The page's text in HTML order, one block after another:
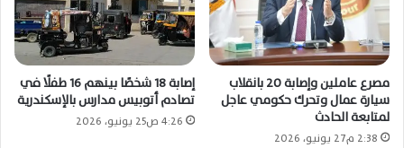
مصرع عاملين وإصابة 20 بانقلاب
سيارة عمال وتحرك حكومي عاجل
لمتابعة الحادث
2:38 م27 يونيو، 2026
إصابة 18 شخصًا بينهم 16 طفلًا في
تصادم أتوبيس مدارس بالإسكندرية
4:26 ص25 يونيو، 2026